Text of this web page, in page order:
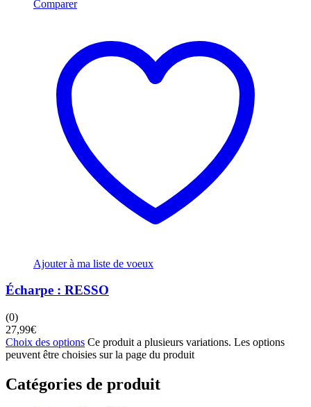
Comparer
Ajouter à ma liste de voeux
Écharpe : RESSO
(0)
27,99€
Choix des options Ce produit a plusieurs variations. Les options
peuvent être choisies sur la page du produit
Catégories de produit